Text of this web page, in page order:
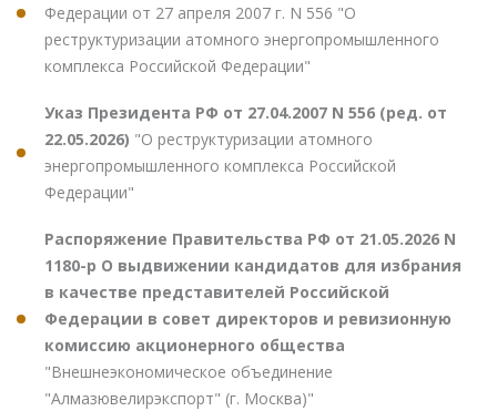
Федерации от 27 апреля 2007 г. N 556 "О
реструктуризации атомного энергопромышленного
комплекса Российской Федерации"
Указ Президента РФ от 27.04.2007 N 556 (ред. от
22.05.2026) "О реструктуризации атомного
энергопромышленного комплекса Российской
Федерации"
Распоряжение Правительства РФ от 21.05.2026 N
1180-р О выдвижении кандидатов для избрания
в качестве представителей Российской
Федерации в совет директоров и ревизионную
комиссию акционерного общества
"Внешнеэкономическое объединение
"Алмазювелирэкспорт" (г. Москва)"